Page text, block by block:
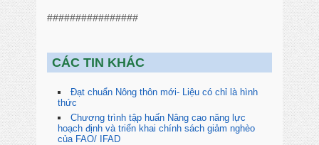
################
CÁC TIN KHÁC
Đạt chuẩn Nông thôn mới- Liệu có chỉ là hình
thức
Chương trình tập huấn Nâng cao năng lực
hoạch định và triển khai chính sách giảm nghèo
của FAO/ IFAD